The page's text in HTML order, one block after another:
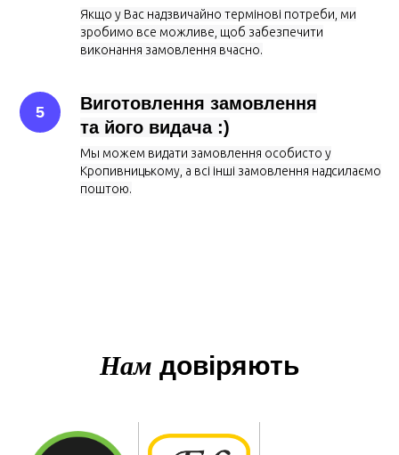
Якщо у Вас надзвичайно термінові потреби, ми
зробимо все можливе, щоб забезпечити
виконання замовлення вчасно.
Виготовлення замовлення
та його видача :)
Мы можем видати замовлення особисто у
Кропивницькому, а всі інші замовлення надсилаємо
поштою.
Нам довіряють